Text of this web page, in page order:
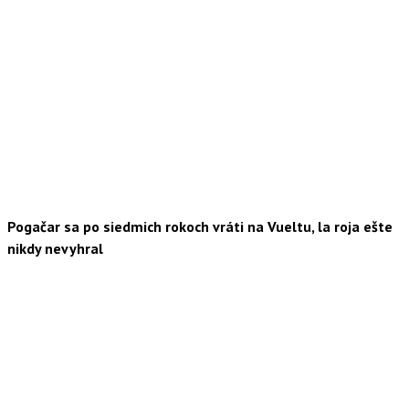
Pogačar sa po siedmich rokoch vráti na Vueltu, la roja ešte
nikdy nevyhral